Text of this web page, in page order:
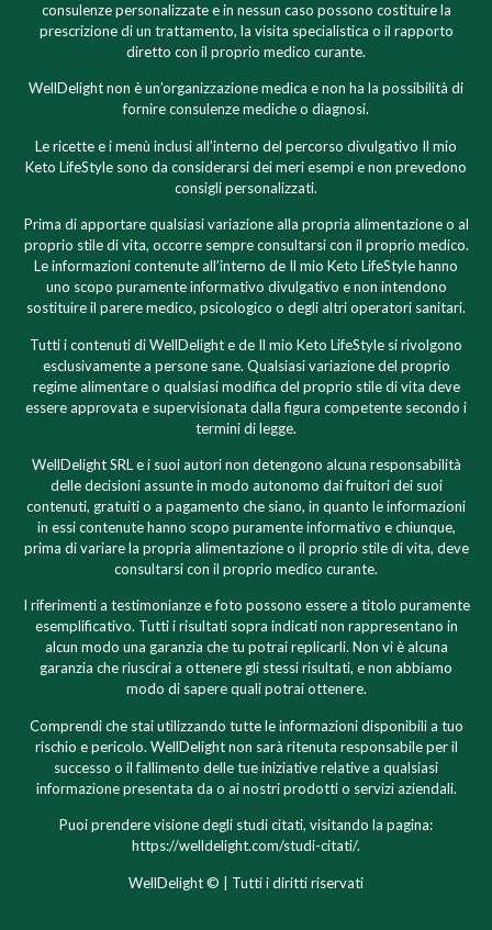
consulenze personalizzate e in nessun caso possono costituire la
prescrizione di un trattamento, la visita specialistica o il rapporto
diretto con il proprio medico curante.
WellDelight non è un’organizzazione medica e non ha la possibilità di
fornire consulenze mediche o diagnosi.
Le ricette e i menù inclusi all’interno del percorso divulgativo Il mio
Keto LifeStyle sono da considerarsi dei meri esempi e non prevedono
consigli personalizzati.
Prima di apportare qualsiasi variazione alla propria alimentazione o al
proprio stile di vita, occorre sempre consultarsi con il proprio medico.
Le informazioni contenute all’interno de Il mio Keto LifeStyle hanno
uno scopo puramente informativo divulgativo e non intendono
sostituire il parere medico, psicologico o degli altri operatori sanitari.
Tutti i contenuti di WellDelight e de Il mio Keto LifeStyle si rivolgono
esclusivamente a persone sane. Qualsiasi variazione del proprio
regime alimentare o qualsiasi modifica del proprio stile di vita deve
essere approvata e supervisionata dalla figura competente secondo i
termini di legge.
WellDelight SRL e i suoi autori non detengono alcuna responsabilità
delle decisioni assunte in modo autonomo dai fruitori dei suoi
contenuti, gratuiti o a pagamento che siano, in quanto le informazioni
in essi contenute hanno scopo puramente informativo e chiunque,
prima di variare la propria alimentazione o il proprio stile di vita, deve
consultarsi con il proprio medico curante.
I riferimenti a testimonianze e foto possono essere a titolo puramente
esemplificativo. Tutti i risultati sopra indicati non rappresentano in
alcun modo una garanzia che tu potrai replicarli. Non vi è alcuna
garanzia che riuscirai a ottenere gli stessi risultati, e non abbiamo
modo di sapere quali potrai ottenere.
Comprendi che stai utilizzando tutte le informazioni disponibili a tuo
rischio e pericolo. WellDelight non sarà ritenuta responsabile per il
successo o il fallimento delle tue iniziative relative a qualsiasi
informazione presentata da o ai nostri prodotti o servizi aziendali.
Puoi prendere visione degli studi citati, visitando la pagina:
https://welldelight.com/studi-citati/.
WellDelight © | Tutti i diritti riservati